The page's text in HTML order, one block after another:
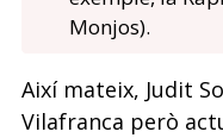
Monjos).
Així mateix, Judit
Vilafranca però